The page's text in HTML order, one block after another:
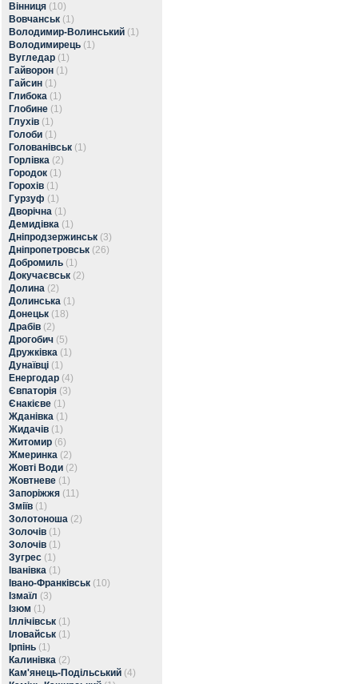
Вінниця (10)
Вовчанськ (1)
Володимир-Волинський (1)
Володимирець (1)
Вугледар (1)
Гайворон (1)
Гайсин (1)
Глибока (1)
Глобине (1)
Глухів (1)
Голоби (1)
Голованівськ (1)
Горлівка (2)
Городок (1)
Горохів (1)
Гурзуф (1)
Дворічна (1)
Демидівка (1)
Дніпродзержинськ (3)
Дніпропетровськ (26)
Добромиль (1)
Докучаєвськ (2)
Долина (2)
Долинська (1)
Донецьк (18)
Драбів (2)
Дрогобич (5)
Дружківка (1)
Дунаївці (1)
Енергодар (4)
Євпаторія (3)
Єнакієве (1)
Жданівка (1)
Жидачів (1)
Житомир (6)
Жмеринка (2)
Жовті Води (2)
Жовтневе (1)
Запоріжжя (11)
Зміїв (1)
Золотоноша (2)
Золочів (1)
Золочів (1)
Зугрес (1)
Іванівка (1)
Івано-Франківськ (10)
Ізмаїл (3)
Ізюм (1)
Іллічівськ (1)
Іловайськ (1)
Ірпінь (1)
Калинівка (2)
Кам'янець-Подільський (4)